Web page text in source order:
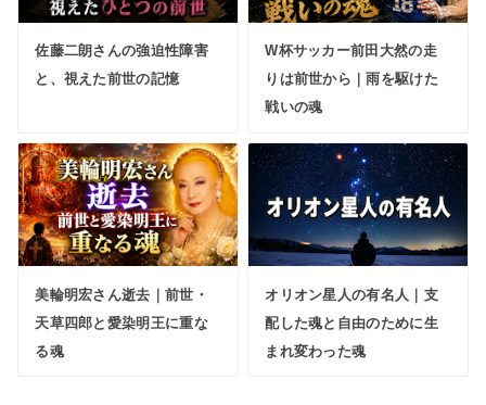
佐藤二朗さんの強迫性障害
と、視えた前世の記憶
W杯サッカー前田大然の走
りは前世から｜雨を駆けた
戦いの魂
美輪明宏さん逝去｜前世・
天草四郎と愛染明王に重な
る魂
オリオン星人の有名人｜支
配した魂と自由のために生
まれ変わった魂